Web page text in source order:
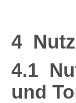
4
4.1
und